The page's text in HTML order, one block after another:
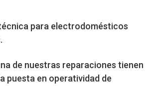
para electrodomésticos
de nuestras reparaciones tienen
puesta en operatividad de